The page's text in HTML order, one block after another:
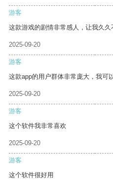
游客
这款游戏的剧情非常感人，让我久久
2025-09-20
游客
这款app的用户群体非常庞大，我可
2025-09-20
游客
这个软件我非常喜欢
2025-09-20
游客
这个软件很好用